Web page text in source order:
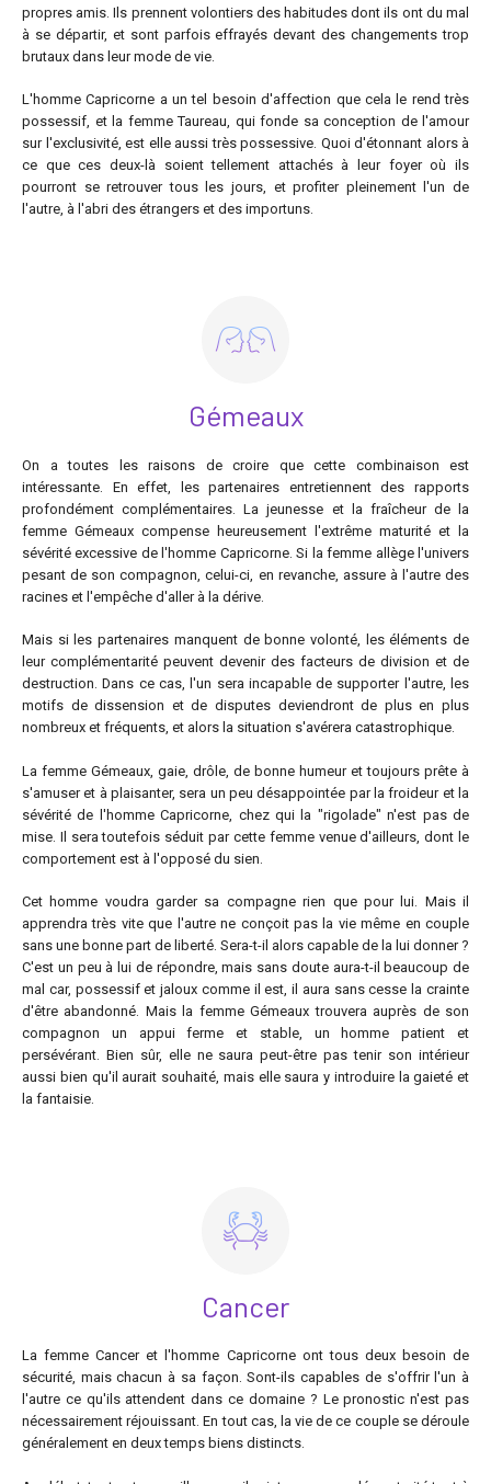
propres amis. Ils prennent volontiers des habitudes dont ils ont du mal
à se départir, et sont parfois effrayés devant des changements trop
brutaux dans leur mode de vie.
L'homme Capricorne a un tel besoin d'affection que cela le rend très
possessif, et la femme Taureau, qui fonde sa conception de l'amour
sur l'exclusivité, est elle aussi très possessive. Quoi d'étonnant alors à
ce que ces deux-là soient tellement attachés à leur foyer où ils
pourront se retrouver tous les jours, et profiter pleinement l'un de
l'autre, à l'abri des étrangers et des importuns.
Gémeaux
On a toutes les raisons de croire que cette combinaison est
intéressante. En effet, les partenaires entretiennent des rapports
profondément complémentaires. La jeunesse et la fraîcheur de la
femme Gémeaux compense heureusement l'extrême maturité et la
sévérité excessive de l'homme Capricorne. Si la femme allège l'univers
pesant de son compagnon, celui-ci, en revanche, assure à l'autre des
racines et l'empêche d'aller à la dérive.
Mais si les partenaires manquent de bonne volonté, les éléments de
leur complémentarité peuvent devenir des facteurs de division et de
destruction. Dans ce cas, l'un sera incapable de supporter l'autre, les
motifs de dissension et de disputes deviendront de plus en plus
nombreux et fréquents, et alors la situation s'avérera catastrophique.
La femme Gémeaux, gaie, drôle, de bonne humeur et toujours prête à
s'amuser et à plaisanter, sera un peu désappointée par la froideur et la
sévérité de l'homme Capricorne, chez qui la "rigolade" n'est pas de
mise. Il sera toutefois séduit par cette femme venue d'ailleurs, dont le
comportement est à l'opposé du sien.
Cet homme voudra garder sa compagne rien que pour lui. Mais il
apprendra très vite que l'autre ne conçoit pas la vie même en couple
sans une bonne part de liberté. Sera-t-il alors capable de la lui donner ?
C'est un peu à lui de répondre, mais sans doute aura-t-il beaucoup de
mal car, possessif et jaloux comme il est, il aura sans cesse la crainte
d'être abandonné. Mais la femme Gémeaux trouvera auprès de son
compagnon un appui ferme et stable, un homme patient et
persévérant. Bien sûr, elle ne saura peut-être pas tenir son intérieur
aussi bien qu'il aurait souhaité, mais elle saura y introduire la gaieté et
la fantaisie.
Cancer
La femme Cancer et l'homme Capricorne ont tous deux besoin de
sécurité, mais chacun à sa façon. Sont-ils capables de s'offrir l'un à
l'autre ce qu'ils attendent dans ce domaine ? Le pronostic n'est pas
nécessairement réjouissant. En tout cas, la vie de ce couple se déroule
généralement en deux temps biens distincts.